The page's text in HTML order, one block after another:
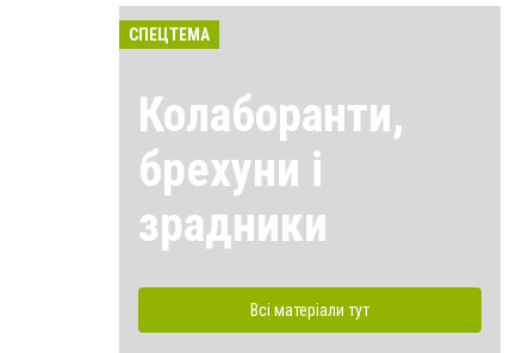
СПЕЦТЕМА
Колаборанти,
брехуни і
зрадники
Всі матеріали тут